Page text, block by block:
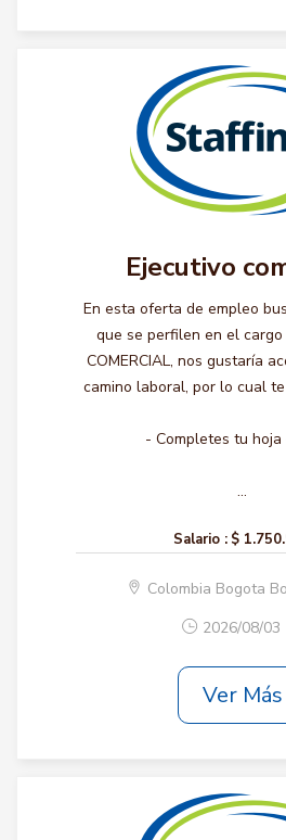
Ejecutivo
En esta oferta de empleo
que se perfilen en el cargo
COMERCIAL, nos gustaría
camino laboral, por lo cual
- Completes tu hoja
...
Salario : $
Colombia Bogota
2026/08/03
Ver Más